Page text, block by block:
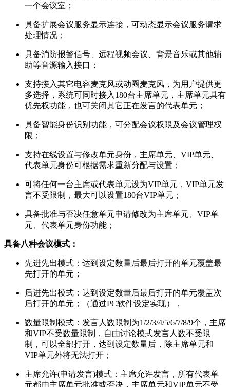
一个会议室；
具备扩展会议服务显示连接，可动态显示会议服务请求
处理情况；
具备消防报警信号、远程视频会议、背景音乐或其他辅
助等音源输入接口；
支持接入其它电容麦克风或动圈麦克风，为用户提供更
多选择，系统可同时接入180台主席单元，主席单元具有
优先权功能，也可关闭其它正在发言的代表单元；
具备智能身份识别功能，可分配会议权限及会议管理权
限；
支持在线设置与修改单元身份，主席单元、VIP单元、
代表单元身份可根据需求重新分配与设置；
可将任何一台主席或代表单元设为VIP单元，VIP单元发
言不受限制，最大可以设置180台VIP单元；
具备批准与否决任意单元申请修改为主席单元、VIP单
元、代表单元身份功能；
具备八种会议模式：
先进先出模式：达到设定数量后最后打开的单元覆盖最
先打开的单元；
后进先出模式：达到设定数量后最后打开的单元覆盖次
后打开的单元；（通过PC软件设定实现），
数量限制模式：发言人数限制为1/2/3/4/5/6/7/8/9个，主席
和VIP不受数量限制，自由讨论模式发言人数不受限
制，可以全部打开，达到设定数量后，除主席单元和
VIP单元外将无法打开；
主席允许(申请发言)模式：主席允许发言，所有代表单
元都由主席单元批准或否决，主席单元和VIP单元不受